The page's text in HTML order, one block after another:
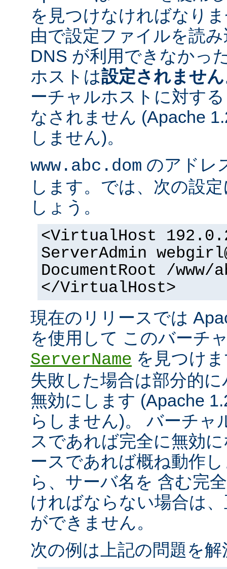
を見つけなければなり
由で設定ファイルを読
DNS が利用できなかっ
ホストは設定されません
ーチャルホストに対す
なされません (Apache
しません)。
www.abc.dom のアドレ
します。では、次の設
しょう。
<VirtualHost
ServerAdmin
DocumentRoot /www/
</VirtualHost>
現在のリリースでは
を使用して このバーチ
ServerName を見つけ
失敗した場合は部分的
無効にします (Apache
らしません)。 バーチャ
スであれば完全に無効
ースであれば概ね動作
ら、サーバ名を 含む完
ければならない場合は
ができません。
次の例は上記の問題を